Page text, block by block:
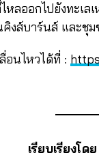
หลออกไปยังทะเ
งส์บาร์นส์ และชุม
อนไหวได้ที่ :
เรียบเรียงโ